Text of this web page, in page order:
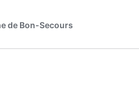
de Bon-Secours